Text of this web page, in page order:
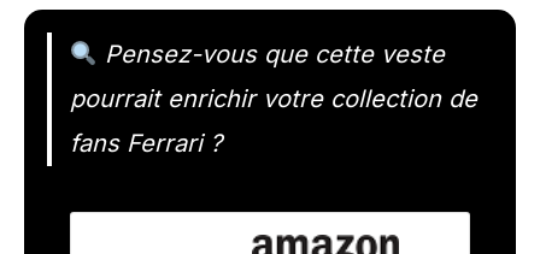
Pensez-vous que cette veste
pourrait enrichir votre collection de
fans Ferrari ?